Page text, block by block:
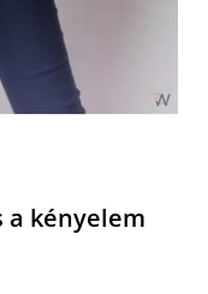
a kényelem